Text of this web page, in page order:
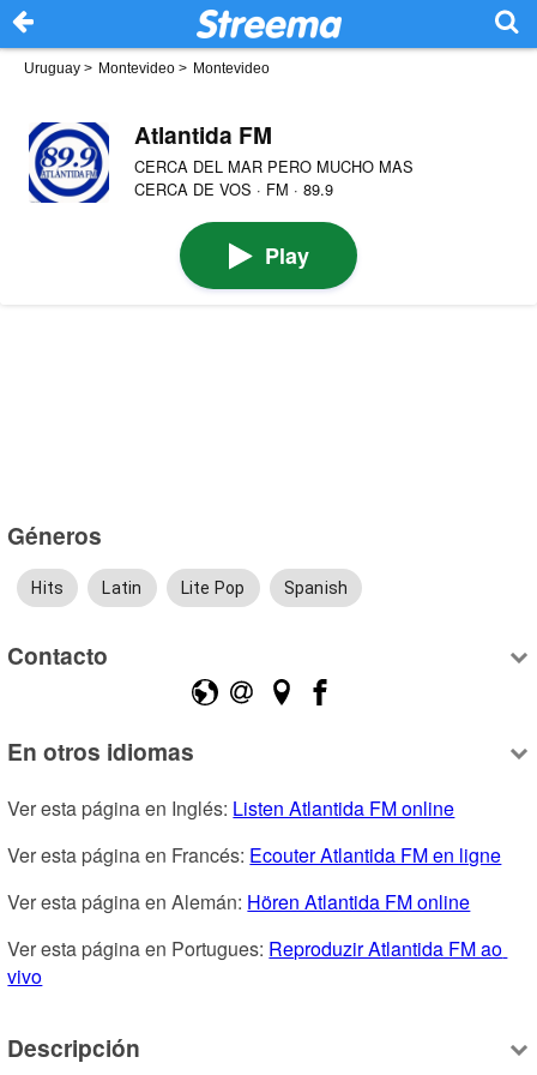
Uruguay > Montevideo > Montevideo
Atlantida FM
CERCA DEL MAR PERO MUCHO MAS
CERCA DE VOS · FM · 89.9
Play
Géneros
Hits Latin Lite Pop Spanish
Contacto
En otros idiomas
Ver esta página en Inglés: Listen Atlantida FM online
Ver esta página en Francés: Ecouter Atlantida FM en ligne
Ver esta página en Alemán: Hören Atlantida FM online
Ver esta página en Portugues: Reproduzir Atlantida FM ao
vivo
Descripción